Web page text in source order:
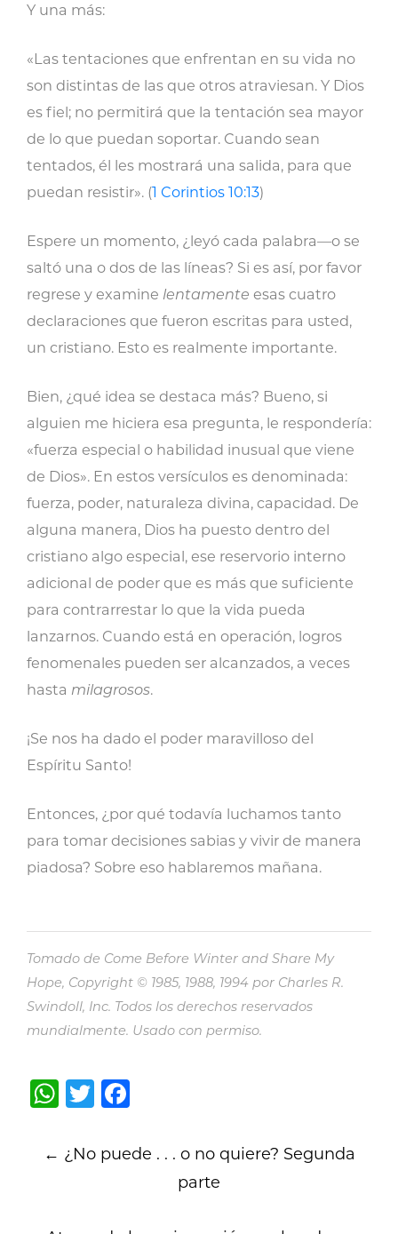
Y una más:
«Las tentaciones que enfrentan en su vida no
son distintas de las que otros atraviesan. Y Dios
es fiel; no permitirá que la tentación sea mayor
de lo que puedan soportar. Cuando sean
tentados, él les mostrará una salida, para que
puedan resistir». (1 Corintios 10:13)
Espere un momento, ¿leyó cada palabra—o se
saltó una o dos de las líneas? Si es así, por favor
regrese y examine lentamente esas cuatro
declaraciones que fueron escritas para usted,
un cristiano. Esto es realmente importante.
Bien, ¿qué idea se destaca más? Bueno, si
alguien me hiciera esa pregunta, le respondería:
«fuerza especial o habilidad inusual que viene
de Dios». En estos versículos es denominada:
fuerza, poder, naturaleza divina, capacidad. De
alguna manera, Dios ha puesto dentro del
cristiano algo especial, ese reservorio interno
adicional de poder que es más que suficiente
para contrarrestar lo que la vida pueda
lanzarnos. Cuando está en operación, logros
fenomenales pueden ser alcanzados, a veces
hasta milagrosos.
¡Se nos ha dado el poder maravilloso del
Espíritu Santo!
Entonces, ¿por qué todavía luchamos tanto
para tomar decisiones sabias y vivir de manera
piadosa? Sobre eso hablaremos mañana.
Tomado de Come Before Winter and Share My
Hope, Copyright © 1985, 1988, 1994 por Charles R.
Swindoll, Inc. Todos los derechos reservados
mundialmente. Usado con permiso.
WhatsApp
Twitter
navigation
← ¿No puede . . . o no quiere? Segunda
parte